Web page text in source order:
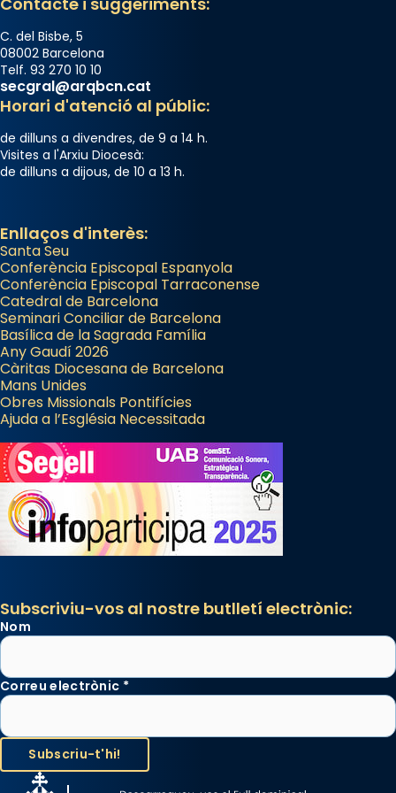
C. del Bisbe, 5
08002 Barcelona
Telf. 93 270 10 10
secgral@arqbcn.cat
Horari d'atenció al públic:
de dilluns a divendres, de 9 a 14 h.
Visites a l'Arxiu Diocesà:
de dilluns a dijous, de 10 a 13 h.
Enllaços d'interès:
Santa Seu
Conferència Episcopal Espanyola
Conferència Episcopal Tarraconense
Catedral de Barcelona
Seminari Conciliar de Barcelona
Basílica de la Sagrada Família
Any Gaudí 2026
Càritas Diocesana de Barcelona
Mans Unides
Obres Missionals Pontifícies
Ajuda a l’Església Necessitada
Subscriviu-vos al nostre butlletí electrònic:
Nom
Correu electrònic *